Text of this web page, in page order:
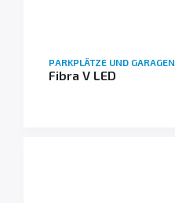
PARKPLÄTZE UND GARAGEN
Fibra V LED